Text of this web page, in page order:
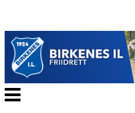
Veksle
navigasjon